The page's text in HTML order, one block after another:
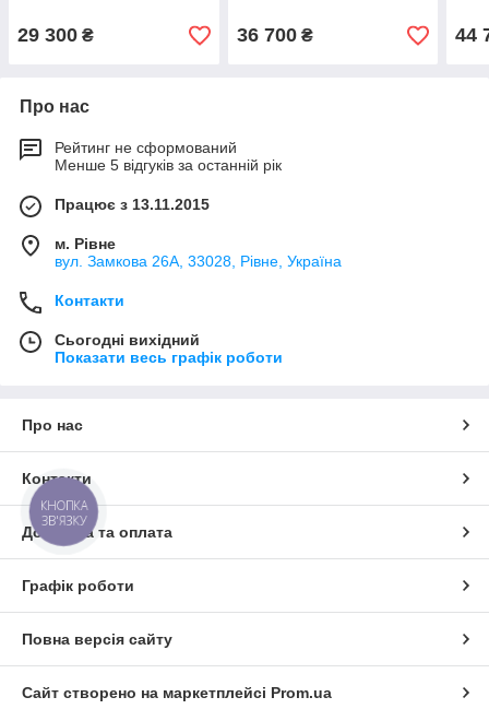
29 300 ₴ 36 700₴ 44
Про нас
Рейтинг не сформований
Менше 5 відгуків за останній рік
Працює з 13.11.2015
м. Рівне
вул. Замкова 26А, 33028, Рівне, Україна
Контакти
Сьогодні вихідний
Показати весь графік роботи
Про нас
Контакти
Доставка та оплата
Графік роботи
Повна версія сайту
Сайт створено на маркетплейсі Prom.ua
КНОПКА
ЗВ'ЯЗКУ